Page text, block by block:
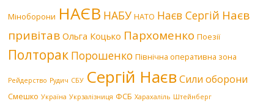
Міноборони НАЄВ НАБУ НАТО Наєв Сергій Наєв
привітав Ольга Коцько Пархоменко Поезії
Полторак Порошенко Північна оперативна зона
Рейдерство Рудич СБУ Сергій Наєв Сили оборони
Смешко Україна Укрзалізниця ФСБ Харахаліль Штейнберг